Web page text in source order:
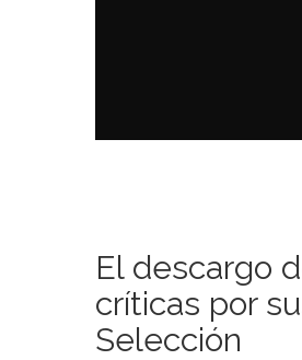
El descargo
críticas por
Selección